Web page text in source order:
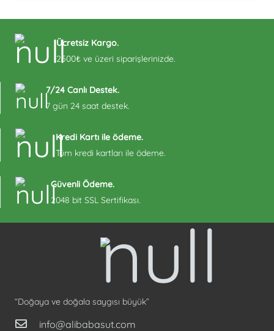
Ücretsiz Kargo.
2500₺ ve üzeri siparişlerinizde.
7/24 Canlı Destek.
7 gün 24 saat destek.
Kredi Kartı ile ödeme.
Tüm kredi kartları ile ödeme.
Güvenli Ödeme.
2048 bit SSL Sertifikası.
“Doğaya ve doğala saygısı büyük”
info@alibabasut.com